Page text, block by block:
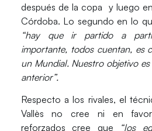
después de la copa y luego
Córdoba. Lo segundo en lo
“hay que ir partido a
importante, todos cuentan, es
un Mundial. Nuestro objetivo
anterior”.
Respecto a los rivales, el
Vallès no cree ni en
reforzados cree que
“los